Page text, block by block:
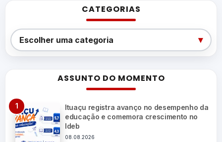
CATEGORIAS
Categorias
Escolher uma categoria ▾
ASSUNTO DO MOMENTO
Ituaçu registra avanço no desempenho da
educação e comemora crescimento no
Ideb
08.08.2026